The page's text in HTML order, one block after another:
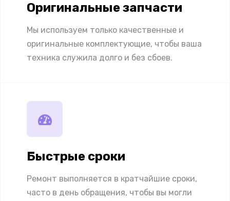
Оригинальные запчасти
Мы используем только качественные и
оригинальные комплектующие, чтобы ваша
техника служила долго и без сбоев.
Быстрые сроки
Ремонт выполняется в кратчайшие сроки,
часто в день обращения, чтобы вы могли